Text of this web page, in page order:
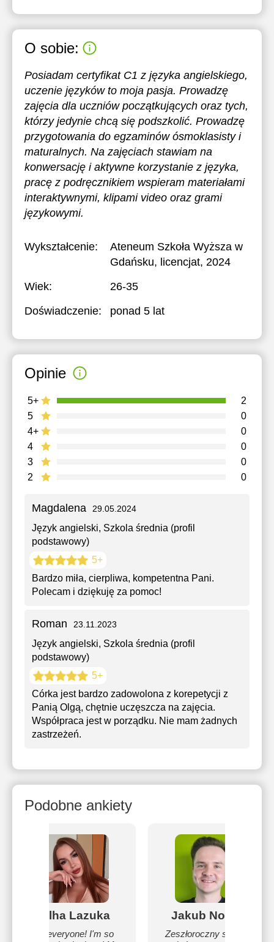
O sobie:
Posiadam certyfikat C1 z języka angielskiego,
uczenie języków to moja pasja. Prowadzę
zajęcia dla uczniów początkujących oraz tych,
którzy jedynie chcą się podszkolić. Prowadzę
przygotowania do egzaminów ósmoklasisty i
maturalnych. Na zajęciach stawiam na
konwersację i aktywne korzystanie z języka,
pracę z podręcznikiem wspieram materiałami
interaktywnymi, klipami video oraz grami
językowymi.
Wykształcenie:
Ateneum Szkoła Wyższa w
Gdańsku, licencjat, 2024
Wiek:
26-35
Doświadczenie:
ponad 5 lat
Opinie
2 0
3 0
4 0
4+ 0
5 0
5+ 2
Magdalena 29.05.2024
Język angielski, Szkola średnia (profil
podstawowy)
5+
Bardzo miła, cierpliwa, kompetentna Pani.
Polecam i dziękuję za pomoc!
Roman 23.11.2023
Język angielski, Szkola średnia (profil
podstawowy)
5+
Córka jest bardzo zadowolona z korepetycji z
Panią Olgą, chętnie uczęszcza na zajęcia.
Współpraca jest w porządku. Nie mam żadnych
zastrzeżeń.
Podobne ankiety
Olha Lazuka
Hi everyone! I'm so
Jakub Nowak
Zeszłoroczny student,